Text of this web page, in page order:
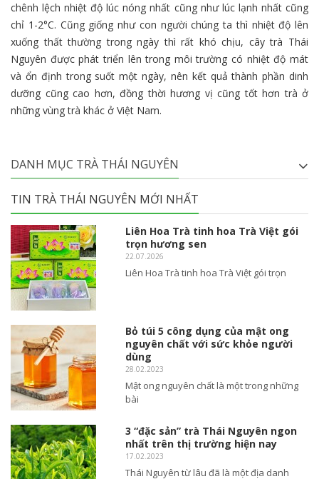
chênh lệch nhiệt độ lúc nóng nhất cũng như lúc lạnh nhất cũng
chỉ 1-2°C. Cũng giống như con người chúng ta thì nhiệt độ lên
xuống thất thường trong ngày thì rất khó chịu, cây trà Thái
Nguyên được phát triển lên trong môi trường có nhiệt độ mát
và ổn định trong suốt một ngày, nên kết quả thành phần dinh
dưỡng cũng cao hơn, đồng thời hương vị cũng tốt hơn trà ở
những vùng trà khác ở Việt Nam.
DANH MỤC TRÀ THÁI NGUYÊN
TIN TRÀ THÁI NGUYÊN MỚI NHẤT
Liên Hoa Trà tinh hoa Trà Việt gói
trọn hương sen
22.07.2026
Liên Hoa Trà tinh hoa Trà Việt gói trọn
Bỏ túi 5 công dụng của mật ong
nguyên chất với sức khỏe người
dùng
28.02.2023
Mật ong nguyên chất là một trong những
bài
3 “đặc sản” trà Thái Nguyên ngon
nhất trên thị trường hiện nay
17.02.2023
Thái Nguyên từ lâu đã là một địa danh